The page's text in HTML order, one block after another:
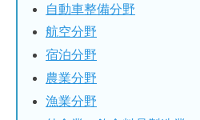
自動車整備分野
航空分野
宿泊分野
農業分野
漁業分野